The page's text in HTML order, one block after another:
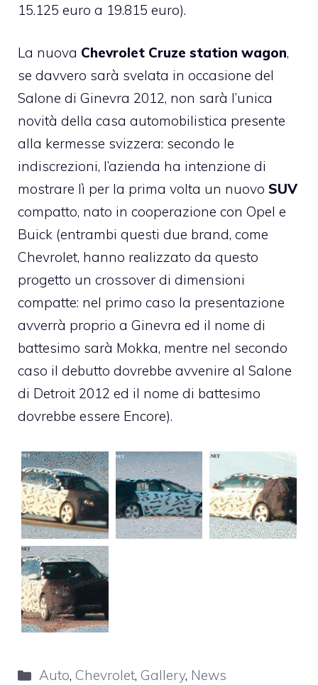
15.125 euro a 19.815 euro).
La nuova Chevrolet Cruze station wagon,
se davvero sarà svelata in occasione del
Salone di Ginevra 2012, non sarà l’unica
novità della casa automobilistica presente
alla kermesse svizzera: secondo le
indiscrezioni, l’azienda ha intenzione di
mostrare lì per la prima volta un nuovo SUV
compatto, nato in cooperazione con Opel e
Buick (entrambi questi due brand, come
Chevrolet, hanno realizzato da questo
progetto un crossover di dimensioni
compatte: nel primo caso la presentazione
avverrà proprio a Ginevra ed il nome di
battesimo sarà Mokka, mentre nel secondo
caso il debutto dovrebbe avvenire al Salone
di Detroit 2012 ed il nome di battesimo
dovrebbe essere Encore).
Categorie
Auto, Chevrolet, Gallery, News